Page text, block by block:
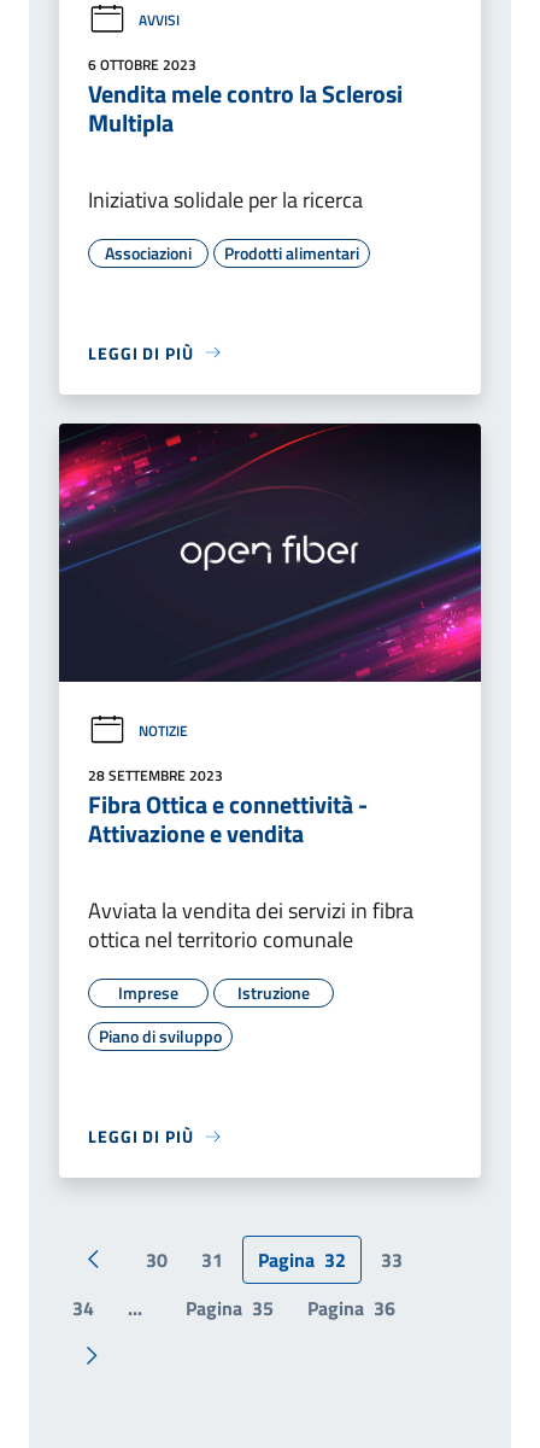
AVVISI
6 OTTOBRE 2023
Vendita mele contro la Sclerosi
Multipla
Iniziativa solidale per la ricerca
Associazioni Prodotti alimentari
LEGGI DI PIÙ
NOTIZIE
28 SETTEMBRE 2023
Fibra Ottica e connettività -
Attivazione e vendita
Avviata la vendita dei servizi in fibra
ottica nel territorio comunale
Imprese
Istruzione
Piano di sviluppo
LEGGI DI PIÙ
Pagina precedente
30 31 Pagina 32
33
34
... Pagina 35 Pagina 36
Pagina successiva